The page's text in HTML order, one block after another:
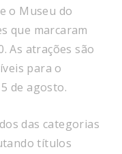
o Museu do
que marcaram
As atrações são
para o
de agosto.
das categorias
títulos